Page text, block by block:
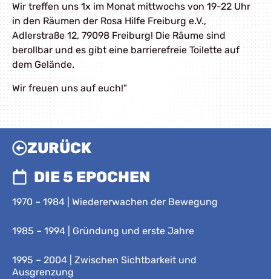
Wir treffen uns 1x im Monat mittwochs von 19-22 Uhr
in den Räumen der Rosa Hilfe Freiburg e.V.,
Adlerstraße 12, 79098 Freiburg! Die Räume sind
berollbar und es gibt eine barrierefreie Toilette auf
dem Gelände.
Wir freuen uns auf euch!"
ZURÜCK
DIE 5 EPOCHEN
1970 – 1984 | Wiedererwachen der Bewegung
1985 – 1994 | Gründung und erste Jahre
1995 – 2004 | Zwischen Sichtbarkeit und
Ausgrenzung